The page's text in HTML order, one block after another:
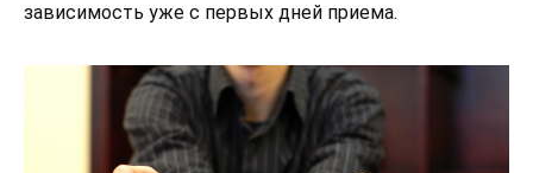
зависимость уже с первых дней приема.